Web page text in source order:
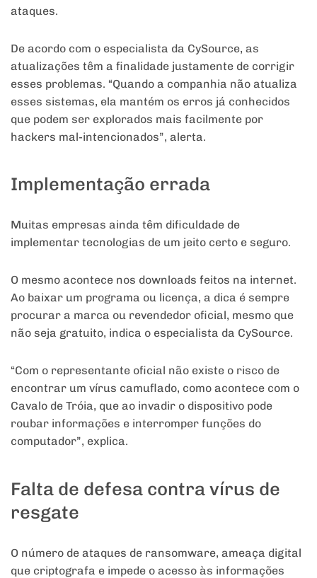
ataques.
De acordo com o especialista da CySource, as
atualizações têm a finalidade justamente de corrigir
esses problemas. “Quando a companhia não atualiza
esses sistemas, ela mantém os erros já conhecidos
que podem ser explorados mais facilmente por
hackers mal-intencionados”, alerta.
Implementação errada
Muitas empresas ainda têm dificuldade de
implementar tecnologias de um jeito certo e seguro.
O mesmo acontece nos downloads feitos na internet.
Ao baixar um programa ou licença, a dica é sempre
procurar a marca ou revendedor oficial, mesmo que
não seja gratuito, indica o especialista da CySource.
“Com o representante oficial não existe o risco de
encontrar um vírus camuflado, como acontece com o
Cavalo de Tróia, que ao invadir o dispositivo pode
roubar informações e interromper funções do
computador”, explica.
Falta de defesa contra vírus de
resgate
O número de ataques de ransomware, ameaça digital
que criptografa e impede o acesso às informações